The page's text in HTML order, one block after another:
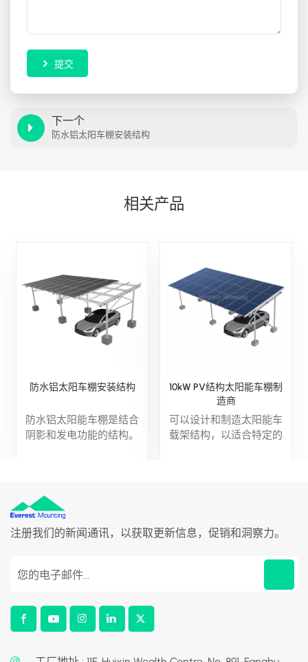
提交
下一个
防水铝太阳车棚安装结构
相关产品
防水铝太阳车棚安装结构
防水铝太阳能车棚是结合
阴影和发电功能的结构。
光下发电，为家庭或商业
用途提供清洁能源。
10kW PV结构太阳能车棚制
造商
可以设计和制造太阳能车
载架结构，以适合特定的
注册我们的新闻通讯，以获取更新信息，促销和洞察力。